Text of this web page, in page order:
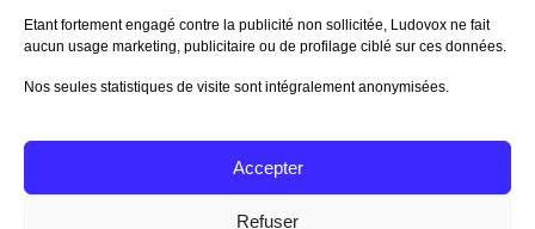
Etant fortement engagé contre la publicité non sollicitée, Ludovox ne fait
aucun usage marketing, publicitaire ou de profilage ciblé sur ces données.
Nos seules statistiques de visite sont intégralement anonymisées.
Accepter
Refuser
Sur le jeu Detective Box - Ciao
Bella